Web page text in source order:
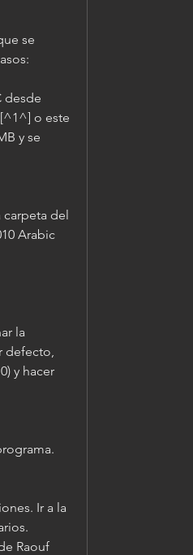
se
desde
o este
y se
del
Arabic
la
defecto,
y hacer
Ir a la
Raouf